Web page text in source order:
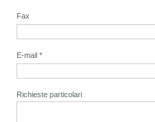
Fax
E-mail*
Richieste particolari